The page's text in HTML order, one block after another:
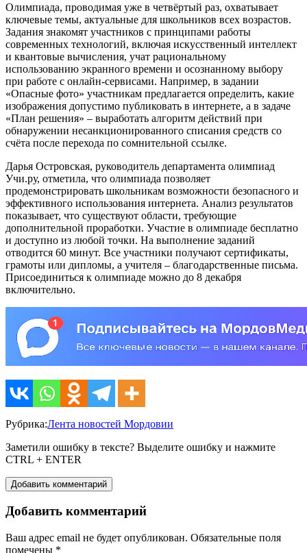
Олимпиада, проводимая уже в четвёртый раз, охватывает
ключевые темы, актуальные для школьников всех возрастов.
Задания знакомят участников с принципами работы
современных технологий, включая искусственный интеллект
и квантовые вычисления, учат рациональному
использованию экранного времени и осознанному выбору
при работе с онлайн-сервисами. Например, в задании
«Опасные фото» участникам предлагается определить, какие
изображения допустимо публиковать в интернете, а в задаче
«План решения» – выработать алгоритм действий при
обнаружении несанкционированного списания средств со
счёта после перехода по сомнительной ссылке.
Дарья Островская, руководитель департамента олимпиад
Учи.ру, отметила, что олимпиада позволяет
продемонстрировать школьникам возможности безопасного и
эффективного использования интернета. Анализ результатов
показывает, что существуют области, требующие
дополнительной проработки. Участие в олимпиаде бесплатно
и доступно из любой точки. На выполнение заданий
отводится 60 минут. Все участники получают сертификаты,
грамоты или дипломы, а учителя – благодарственные письма.
Присоединиться к олимпиаде можно до 8 декабря
включительно.
Рубрика:Лента новостей Мордовии
Заметили ошибку в тексте? Выделите ошибку и нажмите
CTRL + ENTER
Добавить комментарий
Добавить комментарий
Ваш адрес email не будет опубликован. Обязательные поля
помечены *